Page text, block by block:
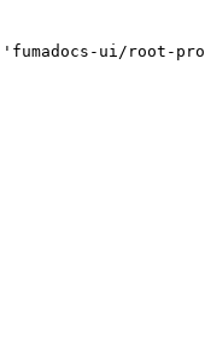
'fumadocs-ui/root-